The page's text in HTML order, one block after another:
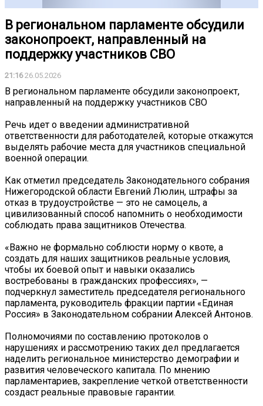
В региональном парламенте обсудили
законопроект, направленный на
поддержку участников СВО
21:1626.05.2026
В региональном парламенте обсудили законопроект,
направленный на поддержку участников СВО
Речь идет о введении административной
ответственности для работодателей, которые откажутся
выделять рабочие места для участников специальной
военной операции.
Как отметил председатель Законодательного собрания
Нижегородской области Евгений Люлин, штрафы за
отказ в трудоустройстве — это не самоцель, а
цивилизованный способ напомнить о необходимости
соблюдать права защитников Отечества.
«Важно не формально соблюсти норму о квоте, а
создать для наших защитников реальные условия,
чтобы их боевой опыт и навыки оказались
востребованы в гражданских профессиях», —
подчеркнул заместитель председателя регионального
парламента, руководитель фракции партии «Единая
Россия» в Законодательном собрании Алексей Антонов.
Полномочиями по составлению протоколов о
нарушениях и рассмотрению таких дел предлагается
наделить региональное министерство демографии и
развития человеческого капитала. По мнению
парламентариев, закрепление четкой ответственности
создаст реальные правовые гарантии.